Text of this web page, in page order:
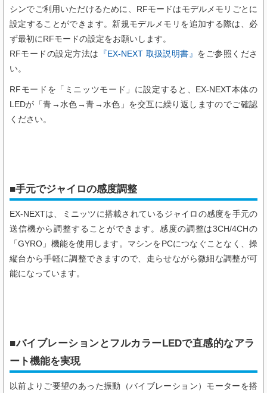
シンでご利用いただけるために、RFモードはモデルメモリごとに
設定することができます。新規モデルメモリを追加する際は、必
ず最初にRFモードの設定をお願いします。
RFモードの設定方法は 『EX-NEXT 取扱説明書』 をご参照くださ
い。
RFモードを「ミニッツモード」に設定すると、EX-NEXT本体の
LEDが「青→水色→青→水色」を交互に繰り返しますのでご確認
ください。
■手元でジャイロの感度調整
EX-NEXTは、ミニッツに搭載されているジャイロの感度を手元の
送信機から調整することができます。感度の調整は3CH/4CHの
「GYRO」機能を使用します。マシンをPCにつなぐことなく、操
縦台から手軽に調整できますので、走らせながら微細な調整が可
能になっています。
■バイブレーションとフルカラーLEDで直感的なアラ
ート機能を実現
以前よりご要望のあった振動（バイブレーション）モーターを搭